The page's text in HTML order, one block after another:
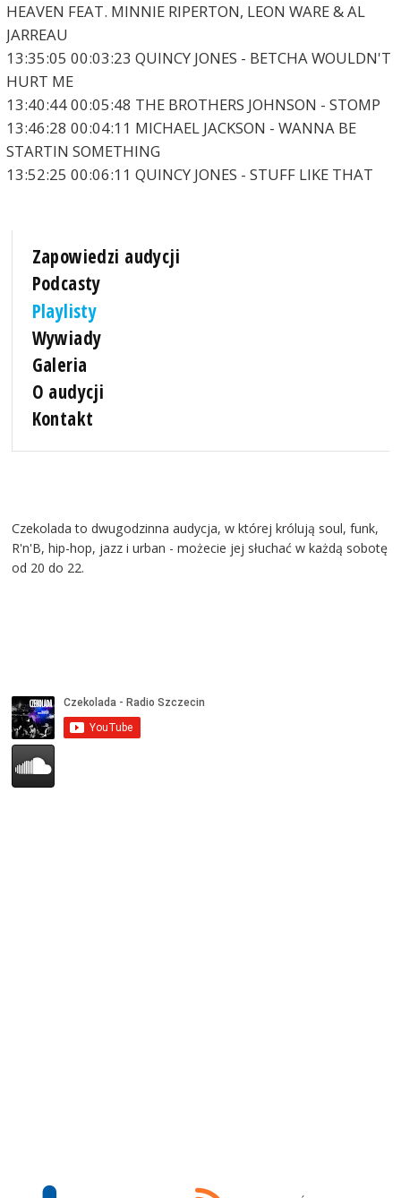
HEAVEN FEAT. MINNIE RIPERTON, LEON WARE & AL
JARREAU
13:35:05 00:03:23 QUINCY JONES - BETCHA WOULDN'T
HURT ME
13:40:44 00:05:48 THE BROTHERS JOHNSON - STOMP
13:46:28 00:04:11 MICHAEL JACKSON - WANNA BE
STARTIN SOMETHING
13:52:25 00:06:11 QUINCY JONES - STUFF LIKE THAT
Zapowiedzi audycji
Podcasty
Playlisty
Wywiady
Galeria
O audycji
Kontakt
Czekolada to dwugodzinna audycja, w której królują soul, funk,
R'n'B, hip-hop, jazz i urban - możecie jej słuchać w każdą sobotę
od 20 do 22.